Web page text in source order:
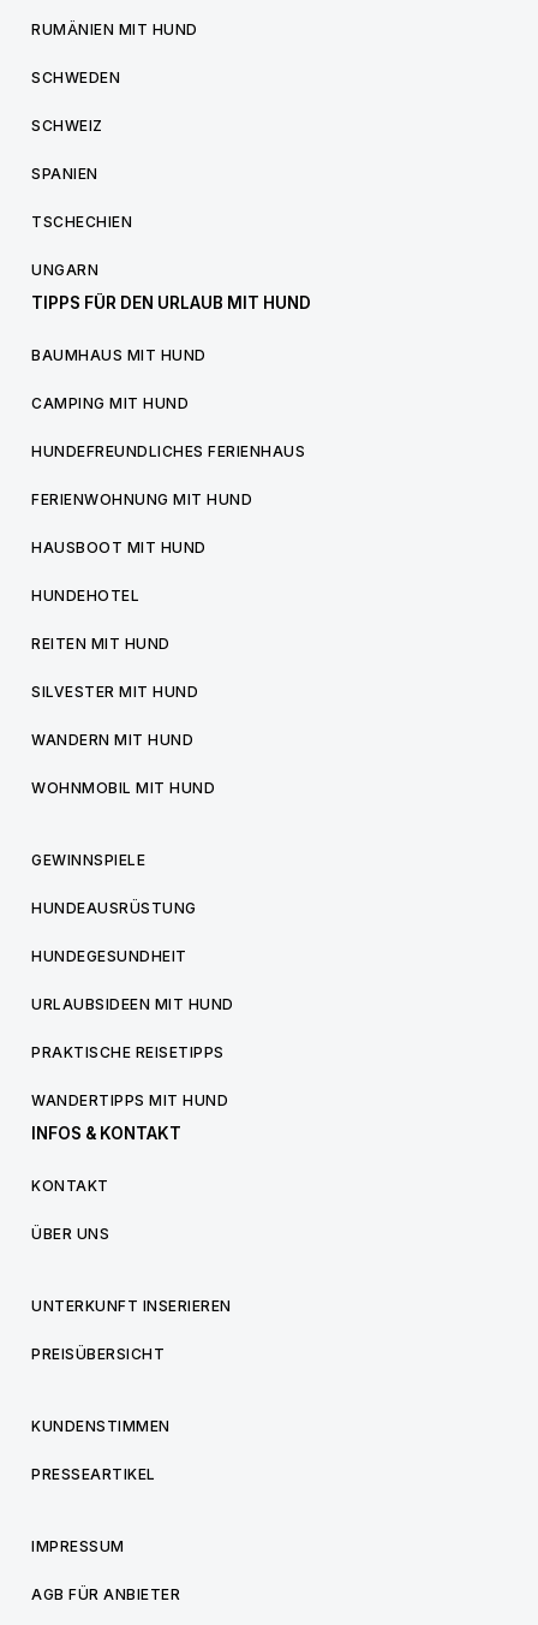
RUMÄNIEN MIT HUND
SCHWEDEN
SCHWEIZ
SPANIEN
TSCHECHIEN
UNGARN
TIPPS FÜR DEN URLAUB MIT HUND
BAUMHAUS MIT HUND
CAMPING MIT HUND
HUNDEFREUNDLICHES FERIENHAUS
FERIENWOHNUNG MIT HUND
HAUSBOOT MIT HUND
HUNDEHOTEL
REITEN MIT HUND
SILVESTER MIT HUND
WANDERN MIT HUND
WOHNMOBIL MIT HUND
GEWINNSPIELE
HUNDEAUSRÜSTUNG
HUNDEGESUNDHEIT
URLAUBSIDEEN MIT HUND
PRAKTISCHE REISETIPPS
WANDERTIPPS MIT HUND
INFOS & KONTAKT
KONTAKT
ÜBER UNS
UNTERKUNFT INSERIEREN
PREISÜBERSICHT
KUNDENSTIMMEN
PRESSEARTIKEL
IMPRESSUM
AGB FÜR ANBIETER